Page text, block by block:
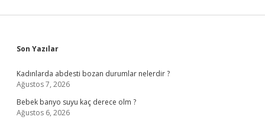
Sidebar
Son Yazılar
Kadınlarda abdesti bozan durumlar nelerdir ?
Ağustos 7, 2026
Bebek banyo suyu kaç derece olm ?
Ağustos 6, 2026